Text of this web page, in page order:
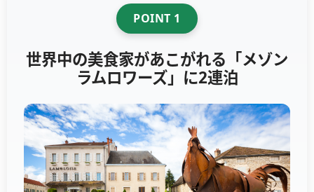
POINT 1
世界中の美食家があこがれる「メゾン
ラムロワーズ」に2連泊